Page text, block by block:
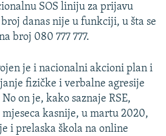
SOS liniju za prijavu
danas nije u funkciji, u šta se
broj 080 777 777.
je i nacionalni akcioni plan i
fizičke i verbalne agresije
on je, kako saznaje RSE,
kasnije, u martu 2020,
i prelaska škola na online